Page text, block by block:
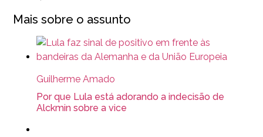
Mais sobre o assunto
Guilherme Amado
Por que Lula está adorando a indecisão de
Alckmin sobre a vice